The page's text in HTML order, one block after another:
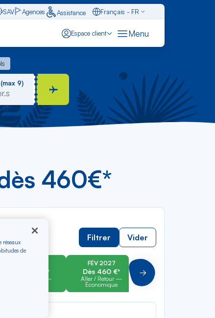
SAV Agences Assistance
Français - FR
Espace client Menu
9)
460€*
Filtrer Vider
Dès 460 €*
Aller / Retour —
FÉV 2027
Dès 460 €*
Aller / Retour —
Économique
Dès 520 €*
Aller / Retour —
Suivant
réseaux
de